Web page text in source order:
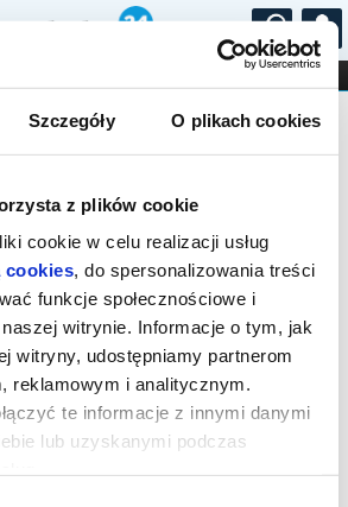
Szczegóły O plikach cookies
z plików cookie
cookie w celu realizacji usług
cookies, do spersonalizowania treści
funkcje społecznościowe i
witrynie. Informacje o tym, jak
witryny, udostępniamy partnerom
reklamowym i analitycznym.
te informacje z innymi danymi
lub uzyskanymi podczas
...
OPERA I BALET
STAND-UP
on-line na wydarzenie